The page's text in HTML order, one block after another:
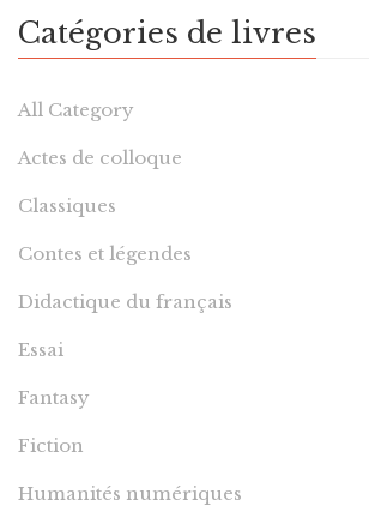
Catégories de livres
All Category
Actes de colloque
Classiques
Contes et légendes
Didactique du français
Essai
Fantasy
Fiction
Humanités numériques